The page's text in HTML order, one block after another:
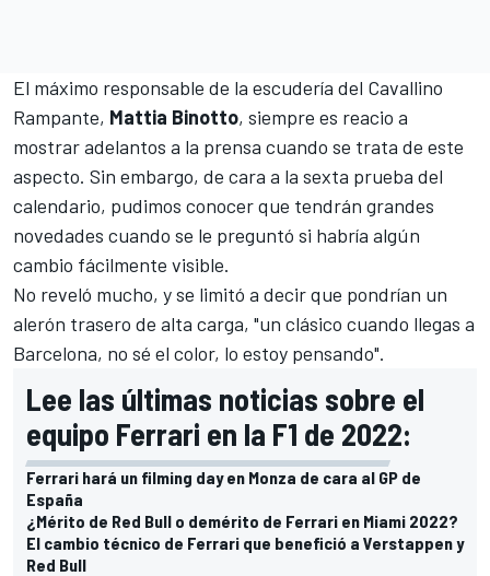
El máximo responsable de la escudería del Cavallino
Rampante, Mattia Binotto, siempre es reacio a
mostrar adelantos a la prensa cuando se trata de este
aspecto. Sin embargo, de cara a la sexta prueba del
calendario, pudimos conocer que tendrán grandes
novedades cuando se le preguntó si habría algún
cambio fácilmente visible.
No reveló mucho, y se limitó a decir que pondrían un
alerón trasero de alta carga, "un clásico cuando llegas a
Barcelona, no sé el color, lo estoy pensando".
Lee las últimas noticias sobre el
equipo Ferrari en la F1 de 2022:
Ferrari hará un filming day en Monza de cara al GP de
España
¿Mérito de Red Bull o demérito de Ferrari en Miami 2022?
El cambio técnico de Ferrari que benefició a Verstappen y
Red Bull